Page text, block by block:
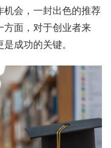
机会，一封出色的推荐
方面，对于创业者来
成功的关键。